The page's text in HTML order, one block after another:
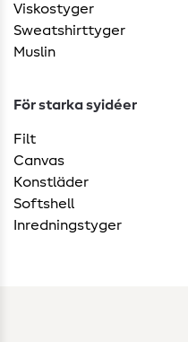
Viskostyger
Sweatshirttyger
Muslin
För starka syidéer
Filt
Canvas
Konstläder
Softshell
Inredningstyger